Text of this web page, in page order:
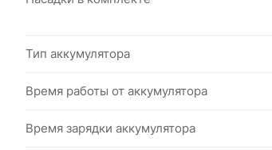
Тип аккумулятора
Время работы от аккумулятора
Время зарядки аккумулятора